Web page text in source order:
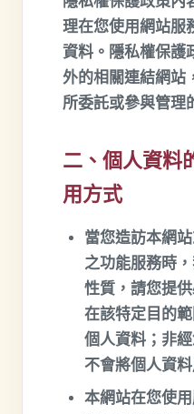
理在您使用網站服
資料。隱私權保護
外的相關連結網站
所委託或參與管理
二、個人資料
用方式
當您造訪本網
之功能服務時
性質，請您提
在該特定目的
個人資料；非
不會將個人資
本網站在您使